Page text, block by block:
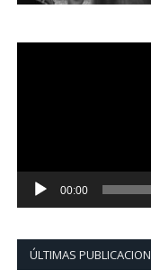
00:00
ÚLTIMAS